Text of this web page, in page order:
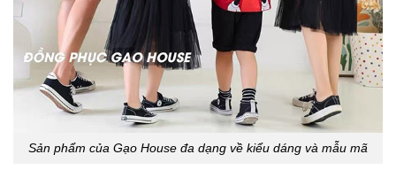
Sản phẩm của Gạo House đa dạng về kiểu dáng và mẫu mã